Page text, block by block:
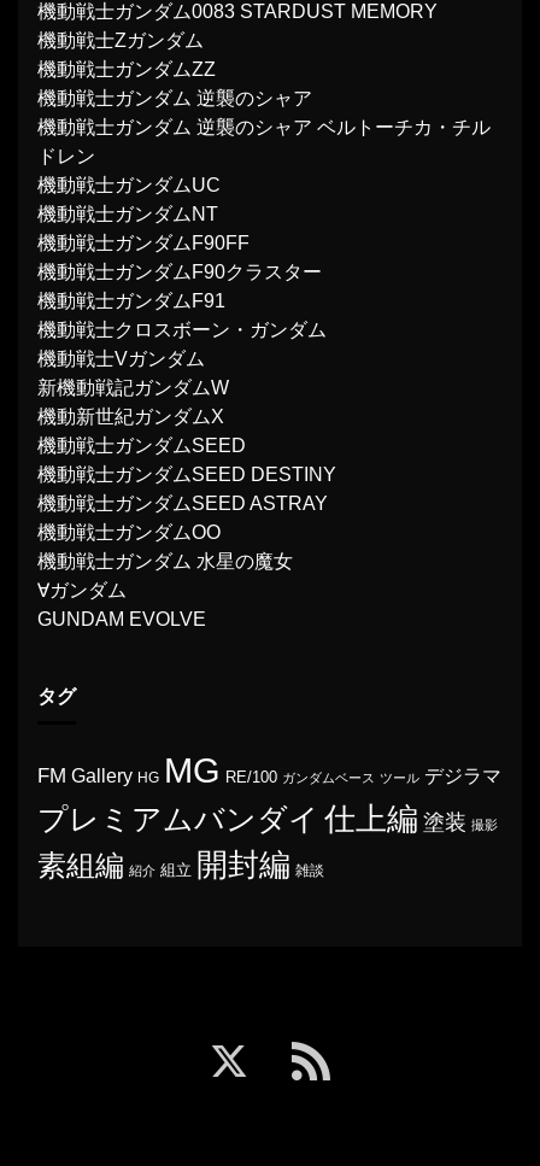
機動戦士ガンダム0083 STARDUST MEMORY
機動戦士Ζガンダム
機動戦士ガンダムΖΖ
機動戦士ガンダム 逆襲のシャア
機動戦士ガンダム 逆襲のシャア ベルトーチカ・チル
ドレン
機動戦士ガンダムUC
機動戦士ガンダムNT
機動戦士ガンダムF90FF
機動戦士ガンダムF90クラスター
機動戦士ガンダムF91
機動戦士クロスボーン・ガンダム
機動戦士Vガンダム
新機動戦記ガンダムW
機動新世紀ガンダムX
機動戦士ガンダムSEED
機動戦士ガンダムSEED DESTINY
機動戦士ガンダムSEED ASTRAY
機動戦士ガンダムOO
機動戦士ガンダム 水星の魔女
∀ガンダム
GUNDAM EVOLVE
タグ
FM Gallery HG MG RE/100 ガンダムベース ツール デジラマ
プレミアムバンダイ 仕上編 塗装 撮影
素組編 紹介 組立 開封編 雑談